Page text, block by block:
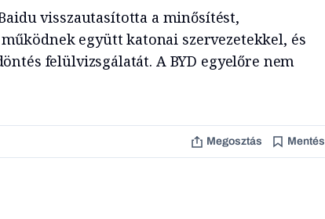
visszautasította a minősítést,
együtt katonai szervezetekkel, és
felülvizsgálatát. A BYD egyelőre nem
Megosztás Mentés